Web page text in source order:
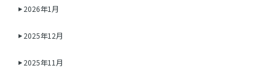
2026年1月
2025年12月
2025年11月